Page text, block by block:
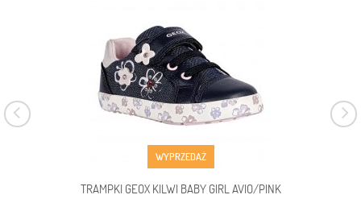
WYPRZEDAŻ
TRAMPKI GEOX KILWI BABY GIRL AVIO/PINK